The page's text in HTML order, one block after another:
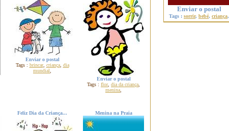
Enviar o postal
Tags : brincar, criança, dia
mundial
Enviar o postal
Tags : flor, dia da criança
menina
Feliz Dia da Criança... Menina na Praia
Enviar o postal
Tags : sorrir, bebé, criança,